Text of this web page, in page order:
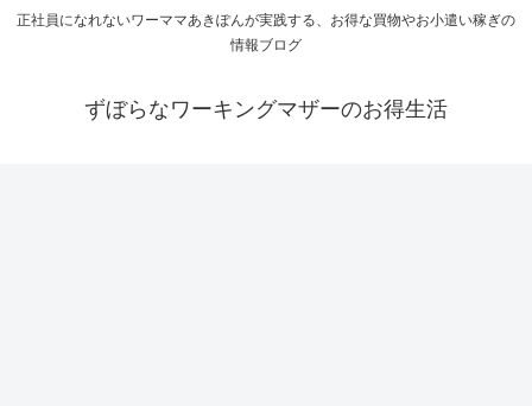
正社員になれないワーママあきぽんが実践する、お得な買物やお小遣い稼ぎの
情報ブログ
ずぼらなワーキングマザーのお得生活